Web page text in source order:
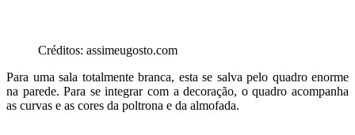
Créditos: assimeugosto.com
Para uma sala totalmente branca, esta se salva pelo quadro enorme
na parede. Para se integrar com a decoração, o quadro acompanha
as curvas e as cores da poltrona e da almofada.